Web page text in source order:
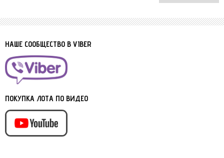
НАШЕ СООБЩЕСТВО В VIBER
ПОКУПКА ЛОТА ПО ВИДЕО